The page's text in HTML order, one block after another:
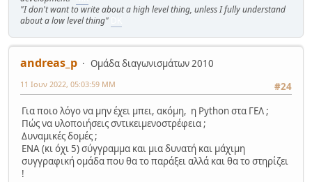
"I don't want to write about a high level thing, unless I fully understand
about a low level thing"
andreas_p
Ομάδα διαγωνισμάτων 2010
#24
11 Ιουν 2022, 05:03:59 ΜΜ
Για ποιο λόγο να μην έχει μπει, ακόμη, η Python στα ΓΕΛ ;
Πώς να υλοποιήσεις σντικειμενοστρέφεια ;
Δυναμικές δομές ;
ΕΝΑ (κι όχι 5) σύγγραμμα και μια δυνατή και μάχιμη
συγγραφική ομάδα που θα το παράξει αλλά και θα το στηρίζει
!